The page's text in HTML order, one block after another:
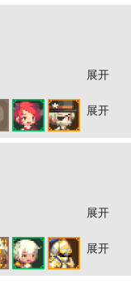
展开
展开
展开
展开